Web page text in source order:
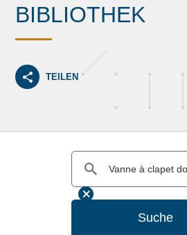
BIBLIOTHEK
TEILEN
Suche